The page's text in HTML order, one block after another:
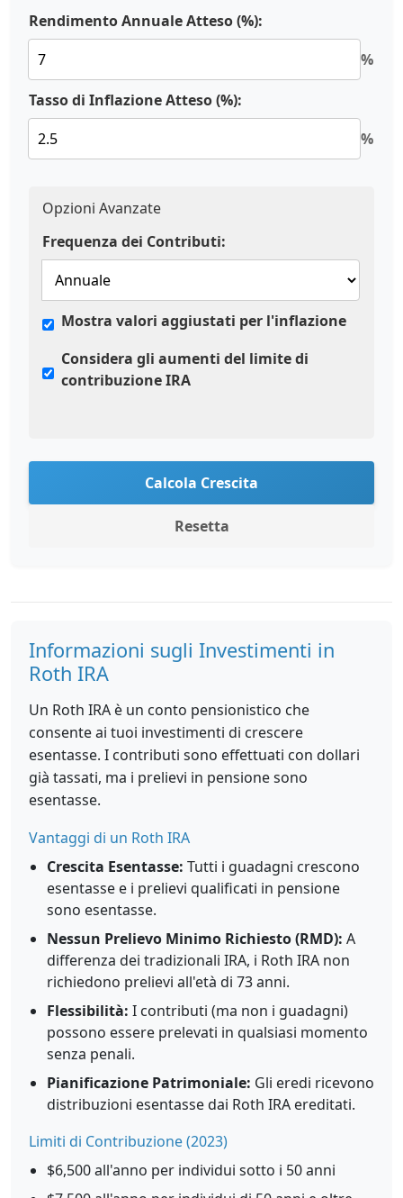
Rendimento Annuale Atteso (%):
%
Tasso di Inflazione Atteso (%):
%
Opzioni Avanzate
Frequenza dei Contributi:
Mostra valori aggiustati per l'inflazione
Considera gli aumenti del limite di
contribuzione IRA
Calcola Crescita
Resetta
Informazioni sugli Investimenti in
Roth IRA
Un Roth IRA è un conto pensionistico che
consente ai tuoi investimenti di crescere
esentasse. I contributi sono effettuati con dollari
già tassati, ma i prelievi in pensione sono
esentasse.
Vantaggi di un Roth IRA
Crescita Esentasse: Tutti i guadagni crescono
esentasse e i prelievi qualificati in pensione
sono esentasse.
Nessun Prelievo Minimo Richiesto (RMD): A
differenza dei tradizionali IRA, i Roth IRA non
richiedono prelievi all'età di 73 anni.
Flessibilità: I contributi (ma non i guadagni)
possono essere prelevati in qualsiasi momento
senza penali.
Pianificazione Patrimoniale: Gli eredi ricevono
distribuzioni esentasse dai Roth IRA ereditati.
Limiti di Contribuzione (2023)
$6,500 all'anno per individui sotto i 50 anni